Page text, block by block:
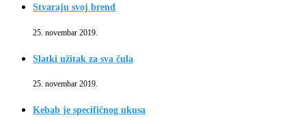
Stvaraju svoj brend
25. novembar 2019.
Slatki užitak za sva čula
25. novembar 2019.
Kebab je specifičnog ukusa